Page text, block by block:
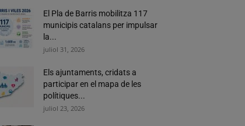
El Pla de Barris mobilitza 117
municipis catalans per impulsar
la...
juliol 31, 2026
Els ajuntaments, cridats a
participar en el mapa de les
polítiques...
juliol 23, 2026